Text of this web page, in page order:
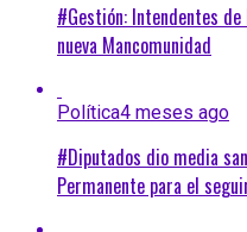
#Gestión: Intendentes de
nueva Mancomunidad
Política4 meses ago
#Diputados dio media
Permanente para el